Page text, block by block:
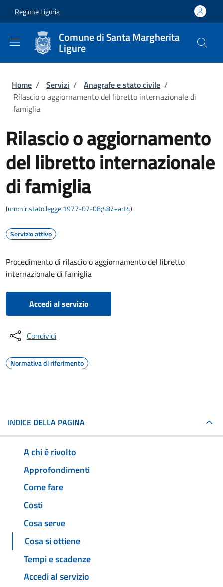
Regione Liguria
Comune di Santa Margherita
Ligure
Briciole di pane
Home / Servizi / Anagrafe e stato civile /
Rilascio o aggiornamento del libretto internazionale di
famiglia
Rilascio o aggiornamento
del libretto internazionale
di famiglia
(urn:nir:stato:legge:1977-07-08;487~art4)
Servizio attivo
Procedimento di rilascio o aggiornamento del libretto
internazionale di famiglia
Accedi al servizio
Condividi
Normativa di riferimento
INDICE DELLA PAGINA
A chi è rivolto
Approfondimenti
Come fare
Costi
Cosa serve
Cosa si ottiene
Tempi e scadenze
Accedi al servizio